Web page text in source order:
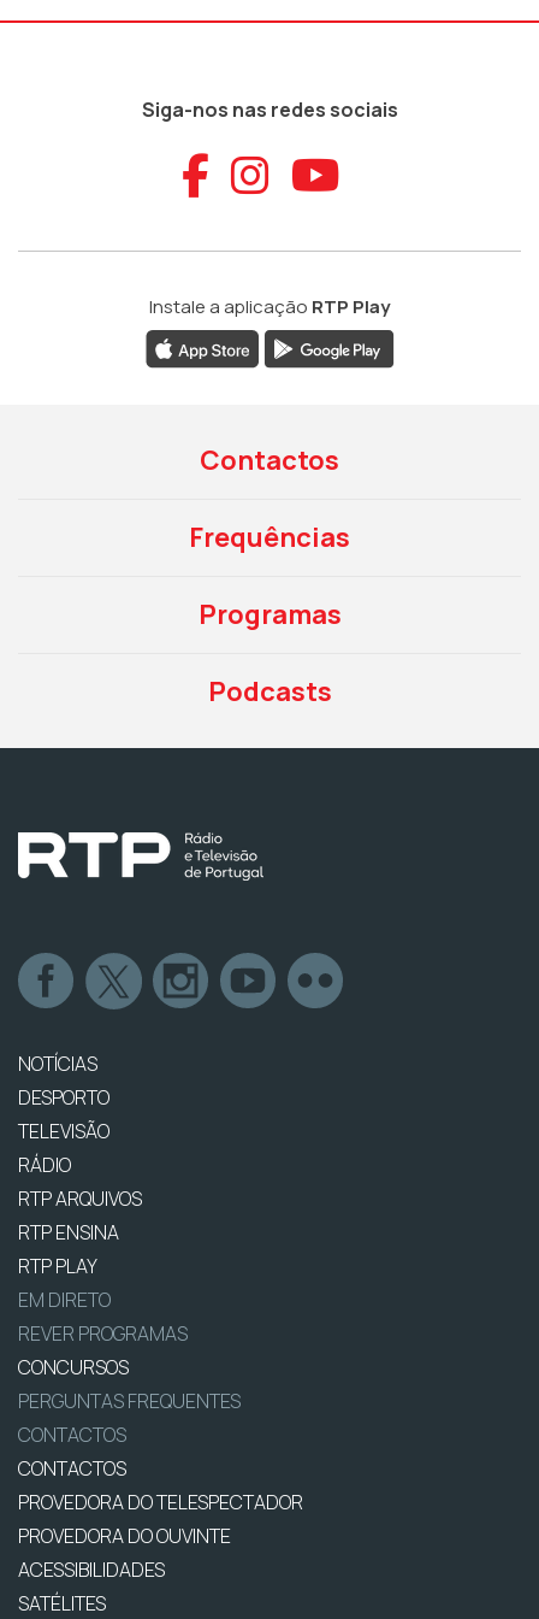
Siga-nos nas redes sociais
Aceder ao
Aceder ao
Aceder
Instale a aplicação RTP Play
Contactos
Frequências
Programas
Podcasts
NOTÍCIAS
DESPORTO
TELEVISÃO
RÁDIO
RTP ARQUIVOS
RTP ENSINA
RTP PLAY
EM DIRETO
REVER PROGRAMAS
CONCURSOS
PERGUNTAS FREQUENTES
CONTACTOS
CONTACTOS
PROVEDORA DO TELESPECTADOR
PROVEDORA DO OUVINTE
ACESSIBILIDADES
SATÉLITES